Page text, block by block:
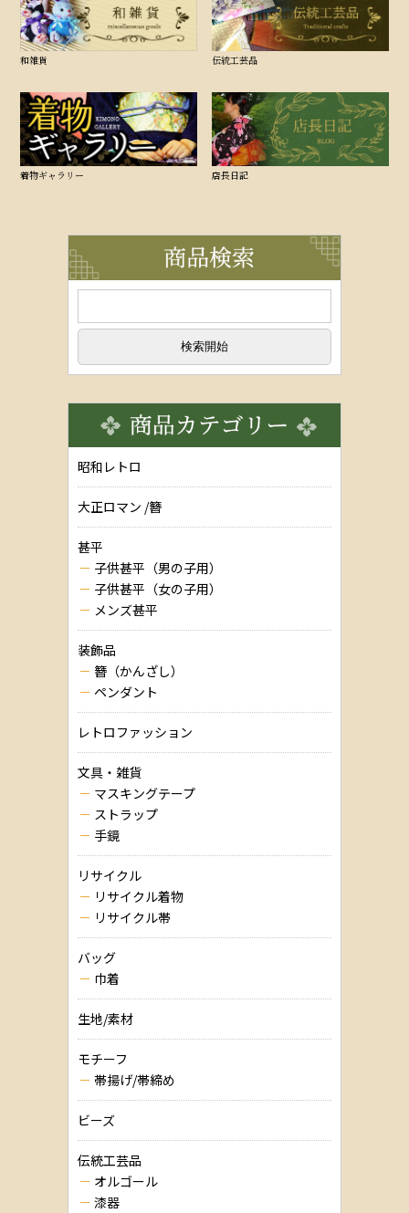
和雑貨 伝統工芸品
着物ギャラリー 店長日記
昭和レトロ
大正ロマン /簪
甚平
子供甚平（男の子用）
子供甚平（女の子用）
メンズ甚平
装飾品
簪（かんざし）
ペンダント
レトロファッション
文具・雑貨
マスキングテープ
ストラップ
手鏡
リサイクル
リサイクル着物
リサイクル帯
バッグ
巾着
生地/素材
モチーフ
帯揚げ/帯締め
ビーズ
伝統工芸品
オルゴール
漆器